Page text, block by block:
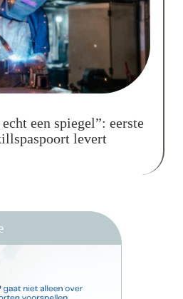
een spiegel”: eerste
levert